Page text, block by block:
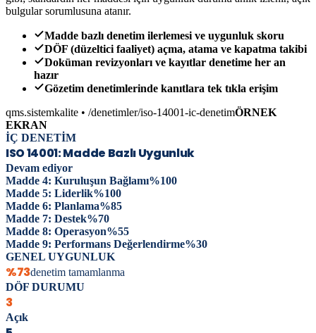
bulgular sorumlusuna atanır.
Madde bazlı denetim ilerlemesi ve uygunluk skoru
DÖF (düzeltici faaliyet) açma, atama ve kapatma takibi
Doküman revizyonları ve kayıtlar denetime her an
hazır
Gözetim denetimlerinde kanıtlara tek tıkla erişim
qms.sistemkalite • /denetimler/iso-14001-ic-denetimÖRNEK
EKRAN
İÇ DENETİM
ISO 14001: Madde Bazlı Uygunluk
Devam ediyor
Madde 4: Kuruluşun Bağlamı%100
Madde 5: Liderlik%100
Madde 6: Planlama%85
Madde 7: Destek%70
Madde 8: Operasyon%55
Madde 9: Performans Değerlendirme%30
GENEL UYGUNLUK
%73denetim tamamlanma
DÖF DURUMU
3
Açık